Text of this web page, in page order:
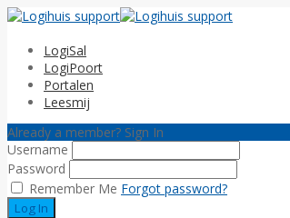
LogiSal
LogiPoort
Portalen
Leesmij
Already a member? Sign In
Username
Password
Remember Me Forgot password?